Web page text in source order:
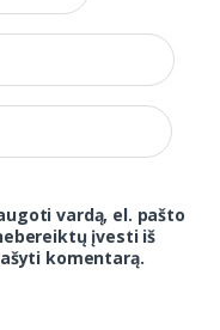
vardą, el. pašto
įvesti iš
komentarą.